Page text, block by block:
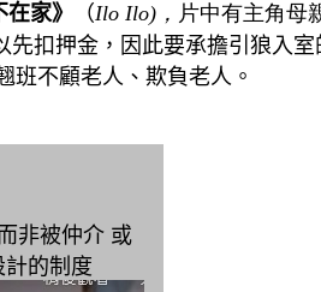
在家》 （Ilo Ilo) ， 片中有主角母
先扣押金 ，因此要承擔引狼入
班不顧老人、欺負老人 。
非被仲介 或
的制度